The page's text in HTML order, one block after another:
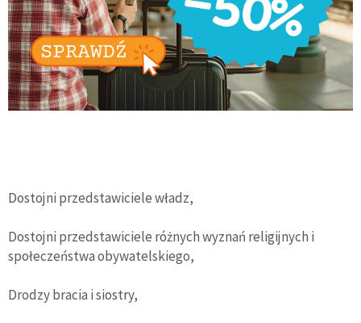
Dostojni przedstawiciele władz,
Dostojni przedstawiciele różnych wyznań religijnych i
społeczeństwa obywatelskiego,
Drodzy bracia i siostry,